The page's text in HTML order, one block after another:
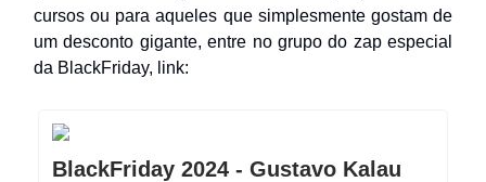
cursos ou para aqueles que simplesmente gostam de
um desconto gigante, entre no grupo do zap especial
da BlackFriday, link:
BlackFriday 2024 - Gustavo Kalau